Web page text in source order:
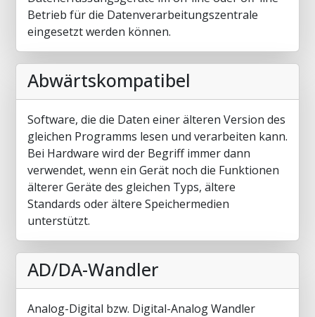
Betrieb für die Datenverarbeitungszentrale
eingesetzt werden können.
Abwärtskompatibel
Software, die die Daten einer älteren Version des
gleichen Programms lesen und verarbeiten kann.
Bei Hardware wird der Begriff immer dann
verwendet, wenn ein Gerät noch die Funktionen
älterer Geräte des gleichen Typs, ältere
Standards oder ältere Speichermedien
unterstützt.
AD/DA-Wandler
Analog-Digital bzw. Digital-Analog Wandler